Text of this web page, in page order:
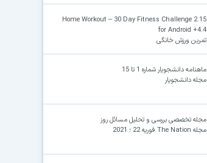
Home Workout – 30 Day Fitness Challenge 2.15
for Android +4.4
تمرین ورزش خانگی
ماهنامه دانشجویار شماره 1 تا 15
مجله دانشجویار
مجله تخصصی بررسی و تحلیل مسائل روز
مجله The Nation فوریه 22 ؛ 2021